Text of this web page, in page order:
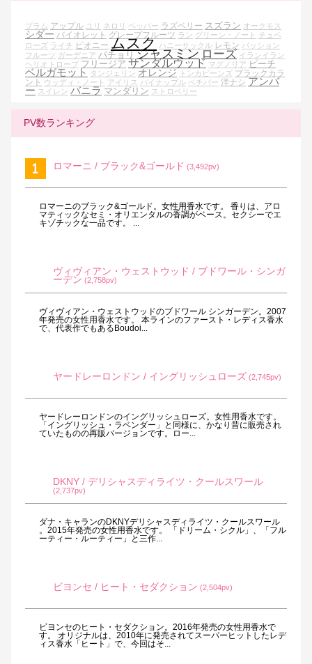
プラム アップル ユリ ネロリ ペッパー ラズベリー スズラン オークモス
シダー バイオレット グレープフルーツ ラン グリーン・ノート
チュベ
ローズ ライチ ピオニー ムスク ハニーサックル レモン パッション
フルーツ ガーデニア パチョリ ジャスミン ローズ イランイラン
ヘリオトロープ フリージア サンダルウッド マグノリア ピーチ
ベルガモット タンジェリン オレンジ トンカビーンズ ブラックカラ
ント ウッディ・ノート アイリス パイナップル ベチバー 洋ナシ アンバ
ー スイレン バニラ マンダリン ストロベリー
PV数ランキング
ロマーニ / ブラック&ゴールド (3,492pv)
ロマーニのブラック&ゴールド。女性用香水です。 香りは、アロ
マティックなセミ・オリエンタルの香調がベース。セクシーでエ
キゾチックな一品です。 ...
ヴィヴィアン・ウェストウッド / ブドワール・シンガ
ーデン (2,758pv)
ヴィヴィアン・ウェストウッドのブドワール シンガーデン。2007
年発売の女性用香水です。 本ラインのファースト・レディス香水
で、代表作でもあるBoudoi...
ヤードレーロンドン / イングリッシュローズ (2,745pv)
ヤードレーロンドンのイングリッシュローズ。女性用香水です。
「イングリッシュ・ラベンダー」と同様に、かなり昔に販売され
ていたものの再販バージョンです。ロー...
DKNY / デリシャスディライツ・クールスワール
(2,737pv)
ダナ・キャランのDKNYデリシャスディライツ・クールスワール
。2015年発売の女性用香水です。 「ドリーム・シクル」、「フル
ーティー・ルーティー」と三作...
ビヨンセ / ヒート・セダクション (2,504pv)
ビヨンセのヒート・セダクション。2016年発売の女性用香水で
す。 オリジナルは、2010年に発売されてスーパーヒットしたレデ
ィス香水「ヒート」で、今回はそ...